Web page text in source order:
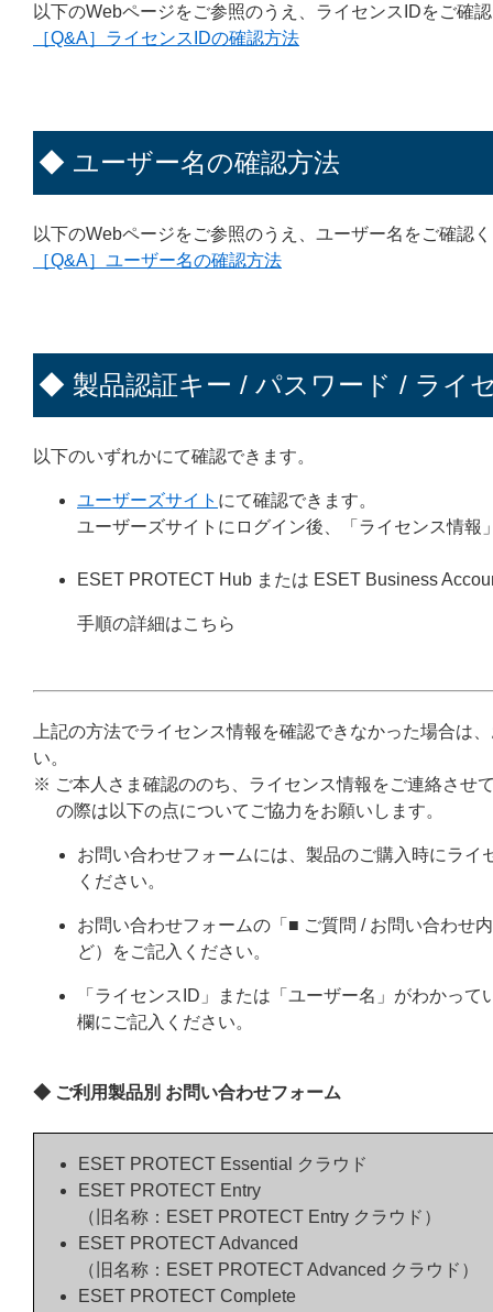
以下のWebページをご参照のうえ、ライセンスIDをご確
［Q&A］ライセンスIDの確認方法
◆ ユーザー名の確認方法
以下のWebページをご参照のうえ、ユーザー名をご確認
［Q&A］ユーザー名の確認方法
◆ 製品認証キー / パスワード / ライ
以下のいずれかにて確認できます。
ユーザーズサイト にて確認できます。
ユーザーズサイトにログイン後、「ライセンス情報
ESET PROTECT Hub または ESET Business
手順の詳細はこちら
上記の方法でライセンス情報を確認できなかった場合は
い。
※ ご本人さま確認ののち、ライセンス情報をご連絡させ
の際は以下の点についてご協力をお願いします。
お問い合わせフォームには、製品のご購入時にラ
ください。
お問い合わせフォームの「■ ご質問 / お問い合わせ
ど）をご記入ください。
「ライセンスID」または「ユーザー名」がわかっ
欄にご記入ください。
◆ ご利用製品別 お問い合わせフォーム
ESET PROTECT Essential クラウド
ESET PROTECT Entry
（旧名称：ESET PROTECT Entry クラウド）
ESET PROTECT Advanced
（旧名称：ESET PROTECT Advanced クラウド）
ESET PROTECT Complete